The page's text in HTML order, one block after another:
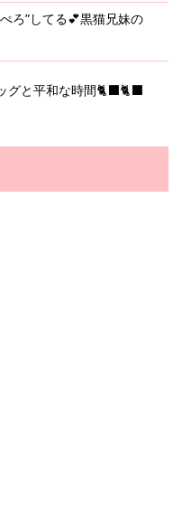
ろ”してる💕黒猫兄妹の
グと平和な時間🐈‍⬛🐈‍⬛